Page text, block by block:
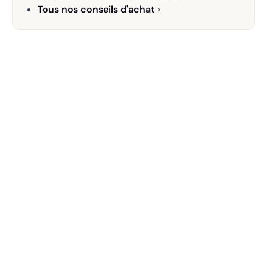
Tous nos conseils d'achat ›